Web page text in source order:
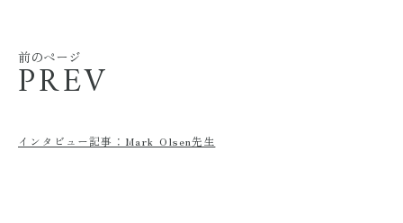
前のページ
PREV
インタビュー記事：Mark Olsen先生